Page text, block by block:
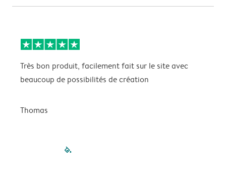
Très bon produit, facilement fait sur le site avec
beaucoup de possibilités de création
Thomas
filled-pagination